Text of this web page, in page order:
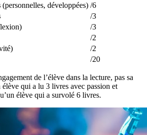
(personnelles, développées) /6
/3
/3
/2
/2
/20
de l’élève dans la lecture, pas sa
élève qui a lu 3 livres avec passion et
élève qui a survolé 6 livres.